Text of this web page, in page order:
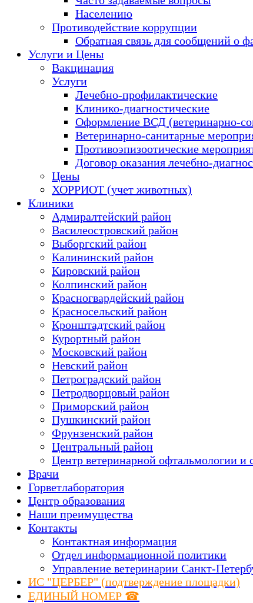
Населению
Противодействие коррупции
Обратная связь для сообщений о
Услуги и Цены
Вакцинация
Услуги
Лечебно-профилактические
Клинико-диагностические
Оформление ВСД (ветеринарно-
Ветеринарно-санитарные
Противоэпизоотические
Договор оказания лечебно-
Цены
ХОРРИОТ (учет животных)
Клиники
Адмиралтейский район
Василеостровский район
Выборгский район
Калининский район
Кировский район
Колпинский район
Красногвардейский район
Красносельский район
Кронштадтский район
Курортный район
Московский район
Невский район
Петроградский район
Петродворцовый район
Приморский район
Пушкинский район
Фрунзенский район
Цeнтральный район
Центр ветеринарной офтальмологии и
Врачи
Горветлаборатория
Центр образования
Наши преимущества
Контакты
Контактная информация
Отдел информационной политики
Управление ветеринарии Санкт-
ИС "ЦЕРБЕР" (подтверждение площадки)
ЕДИНЫЙ НОМЕР ☎